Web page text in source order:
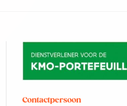
Contactpersoon